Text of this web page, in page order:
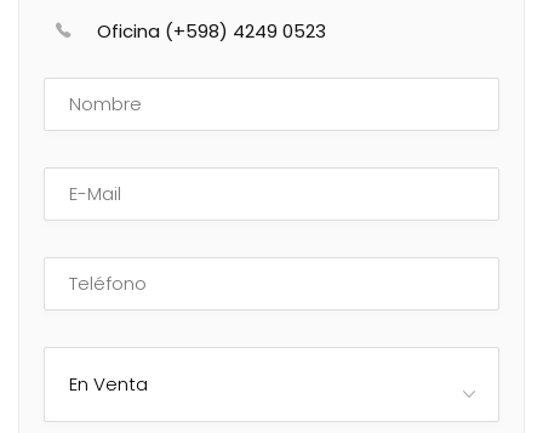
Oficina (+598) 4249 0523
En Venta